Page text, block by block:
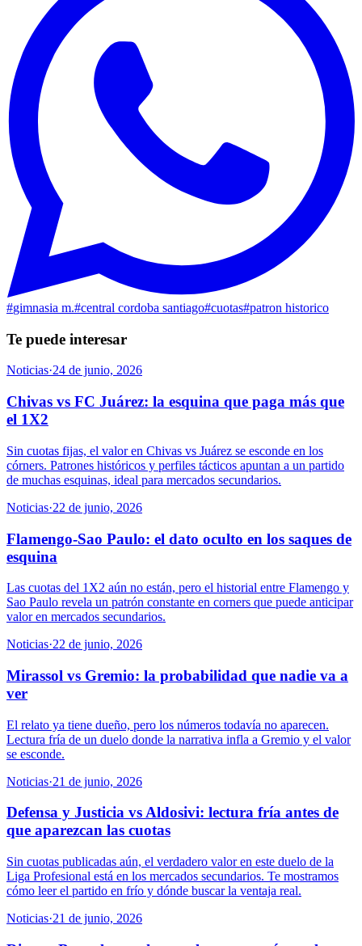
#gimnasia m.#central cordoba santiago#cuotas#patron historico
Te puede interesar
Noticias·24 de junio, 2026
Chivas vs FC Juárez: la esquina que paga más que
el 1X2
Sin cuotas fijas, el valor en Chivas vs Juárez se esconde en los
córners. Patrones históricos y perfiles tácticos apuntan a un partido
de muchas esquinas, ideal para mercados secundarios.
Noticias·22 de junio, 2026
Flamengo-Sao Paulo: el dato oculto en los saques de
esquina
Las cuotas del 1X2 aún no están, pero el historial entre Flamengo y
Sao Paulo revela un patrón constante en corners que puede anticipar
valor en mercados secundarios.
Noticias·22 de junio, 2026
Mirassol vs Gremio: la probabilidad que nadie va a
ver
El relato ya tiene dueño, pero los números todavía no aparecen.
Lectura fría de un duelo donde la narrativa infla a Gremio y el valor
se esconde.
Noticias·21 de junio, 2026
Defensa y Justicia vs Aldosivi: lectura fría antes de
que aparezcan las cuotas
Sin cuotas publicadas aún, el verdadero valor en este duelo de la
Liga Profesional está en los mercados secundarios. Te mostramos
cómo leer el partido en frío y dónde buscar la ventaja real.
Noticias·21 de junio, 2026